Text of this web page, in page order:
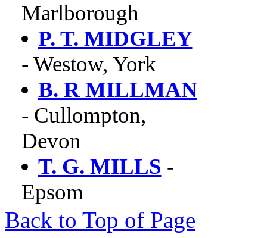
Marlborough
P. T. MIDGLEY
- Westow, York
B. R MILLMAN
- Cullompton,
Devon
T. G. MILLS -
Epsom
Back to Top of Page